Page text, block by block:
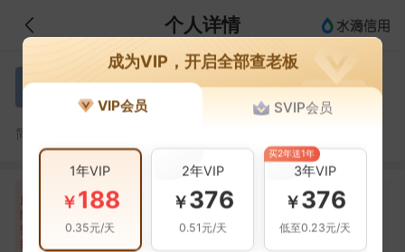
个人详情
何 何启军
简介：
风
险
扫
描
自身风险
暂无风险
关联风险
暂无风险
提示信息
当前企业(0条)
成为VIP，开启全部查老板
VIP会员 SVIP会员
1年VIP
￥188
0.35元/天
2年VIP
￥376
0.51元/天
3年VIP
￥376
低至0.23元/天
买2年送1年